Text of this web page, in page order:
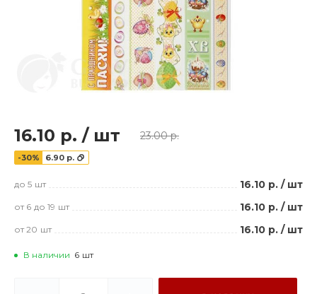
16.10 р. / шт 23.00 р.
-30% 6.90 р.
до 5 шт 16.10 р. / шт
от 6 до 19 шт 16.10 р. / шт
от 20 шт 16.10 р. / шт
В наличии 6 шт